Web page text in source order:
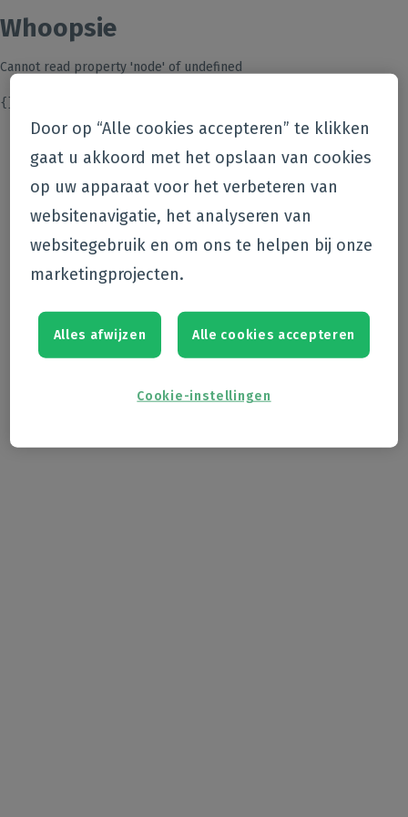
Whoopsie
Cannot read property 'node' of undefined
{}
Door op “Alle cookies accepteren” te klikken
gaat u akkoord met het opslaan van cookies
op uw apparaat voor het verbeteren van
websitenavigatie, het analyseren van
websitegebruik en om ons te helpen bij onze
marketingprojecten.
Alles afwijzen Alle cookies accepteren
Cookie-instellingen